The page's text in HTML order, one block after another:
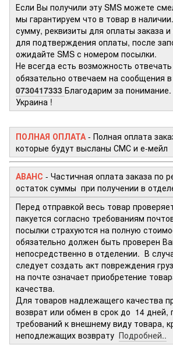
Если Вы получили эту SMS можете
мы гарантируем что в товар в
сумму, реквизиты для оплаты заказа
для подтверждения оплаты, после
ожидайте SMS с номером посылки.
Не всегда есть возможность
обязательно отвечаем на сообщения в
0730417333 Благодарим за
Украина !
ПОЛНАЯ ОПЛАТА - Полная оплата
которые будут высланы СМС и е-мейл
АВАНС - Частичная оплата заказа по
остаток суммы при получении в
Перед отправкой весь товар
пакуется согласно требованиям
посылки страхуются на полную
обязательно должен быть проверен
непосредственно в отделении. В
следует создать акт повреждения
на почте означает приобретение
качества.
Для товаров надлежащего качества
возврат или обмен в срок до 14 дней,
требований к внешнему виду товара,
неподлежащих возврату Подробней..